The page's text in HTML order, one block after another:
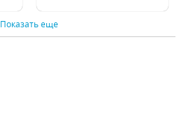
Показать еще